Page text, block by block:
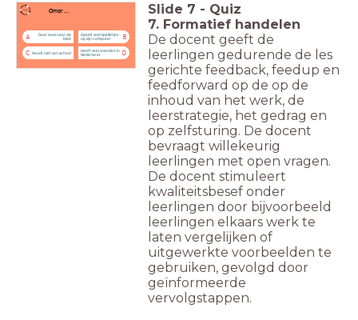
Omar ...
A
Gaat vaak naar de
bieb
B
Speelt veel spelletjes
op zijn computer
C Houdt niet van school D
Heeft veel vrienden in
Nederland
Slide 7 - Quiz
7. Formatief handelen
De docent geeft de
leerlingen gedurende de les
gerichte feedback, feedup en
feedforward op de op de
inhoud van het werk, de
leerstrategie, het gedrag en
op zelfsturing. De docent
bevraagt willekeurig
leerlingen met open vragen.
De docent stimuleert
kwaliteitsbesef onder
leerlingen door bijvoorbeeld
leerlingen elkaars werk te
laten vergelijken of
uitgewerkte voorbeelden te
gebruiken, gevolgd door
geïnformeerde
vervolgstappen.